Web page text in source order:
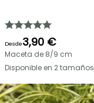
Desde3,90 €
Maceta de 8/9 cm
Disponible en 2 tamaños